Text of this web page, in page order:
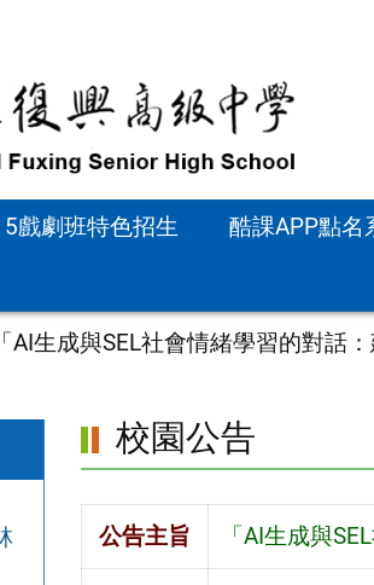
戲劇班特色招生 酷課APP點名
「AI生成與SEL社會情緒學習的對話
校園公告
公告主旨 「AI生成與